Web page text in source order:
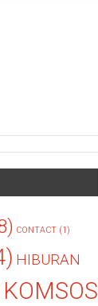
CONTACT (1)
HIBURAN
KOMSOS